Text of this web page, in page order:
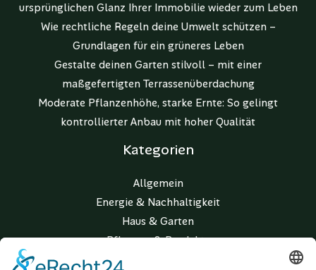
ursprünglichen Glanz Ihrer Immobilie wieder zum Leben
Wie rechtliche Regeln deine Umwelt schützen –
Grundlagen für ein grüneres Leben
Gestalte deinen Garten stilvoll – mit einer
maßgefertigten Terrassenüberdachung
Moderate Pflanzenhöhe, starke Ernte: So gelingt
kontrollierter Anbau mit hoher Qualität
Kategorien
Allgemein
Energie & Nachhaltigkeit
Haus & Garten
Pflanzen & Produkte
Wohnen & Lifestyle